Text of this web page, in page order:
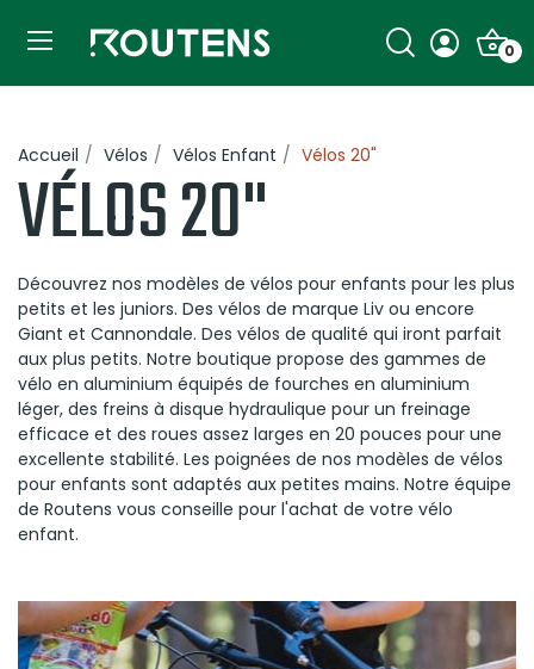
0
Accueil Vélos Vélos Enfant Vélos 20"
VÉLOS 20"
Découvrez nos modèles de vélos pour enfants pour les plus
petits et les juniors. Des vélos de marque Liv ou encore
Giant et Cannondale. Des vélos de qualité qui iront parfait
aux plus petits. Notre boutique propose des gammes de
vélo en aluminium équipés de fourches en aluminium
léger, des freins à disque hydraulique pour un freinage
efficace et des roues assez larges en 20 pouces pour une
excellente stabilité. Les poignées de nos modèles de vélos
pour enfants sont adaptés aux petites mains. Notre équipe
de Routens vous conseille pour l'achat de votre vélo
enfant.